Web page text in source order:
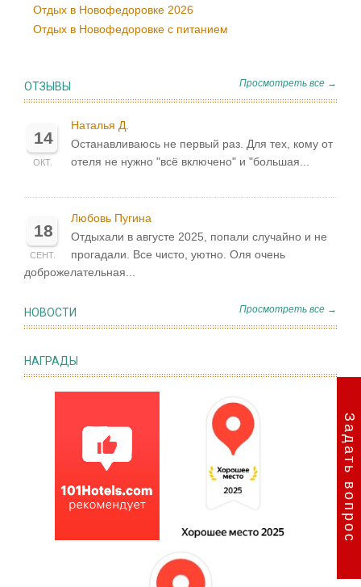
Отдых в Новофедоровке 2026
Отдых в Новофедоровке с питанием
ОТЗЫВЫ Просмотреть все →
14
ОКТ.
Наталья Д.
Останавливаюсь не первый раз. Для тех, кому от
отеля не нужно "всё включено" и "большая...
18
СЕНТ.
Любовь Пугина
Отдыхали в августе 2025, попали случайно и не
прогадали. Все чисто, уютно. Оля очень
доброжелательная...
НОВОСТИ Просмотреть все →
НАГРАДЫ
Задать вопрос